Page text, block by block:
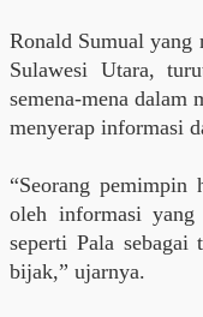
Ronald Sumual
Sulawesi Utara,
semena-mena dalam
menyerap informasi
“Seorang pemimpin
oleh informasi yang
seperti Pala sebagai
bijak,” ujarnya.